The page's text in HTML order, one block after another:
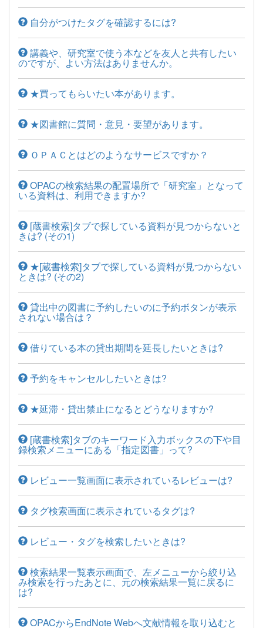
自分がつけたタグを確認するには?
講義や、研究室で使う本などを友人と共有したい
のですが、よい方法はありませんか。
★買ってもらいたい本があります。
★図書館に質問・意見・要望があります。
ＯＰＡＣとはどのようなサービスですか？
OPACの検索結果の配置場所で「研究室」となって
いる資料は、利用できますか?
[蔵書検索]タブで探している資料が見つからないと
きは? (その1)
★[蔵書検索]タブで探している資料が見つからない
ときは? (その2)
貸出中の図書に予約したいのに予約ボタンが表示
されない場合は？
借りている本の貸出期間を延長したいときは?
予約をキャンセルしたいときは?
★延滞・貸出禁止になるとどうなりますか?
[蔵書検索]タブのキーワード入力ボックスの下や目
録検索メニューにある「指定図書」って?
レビュー一覧画面に表示されているレビューは?
タグ検索画面に表示されているタグは?
レビュー・タグを検索したいときは?
検索結果一覧表示画面で、左メニューから絞り込
み検索を行ったあとに、元の検索結果一覧に戻るに
は?
OPACからEndNote Webへ文献情報を取り込むと